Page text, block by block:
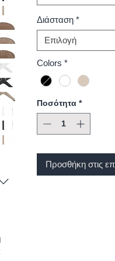
Διάσταση *
Επιλογή
Colors *
Ποσότητα *
Προσθήκη στις